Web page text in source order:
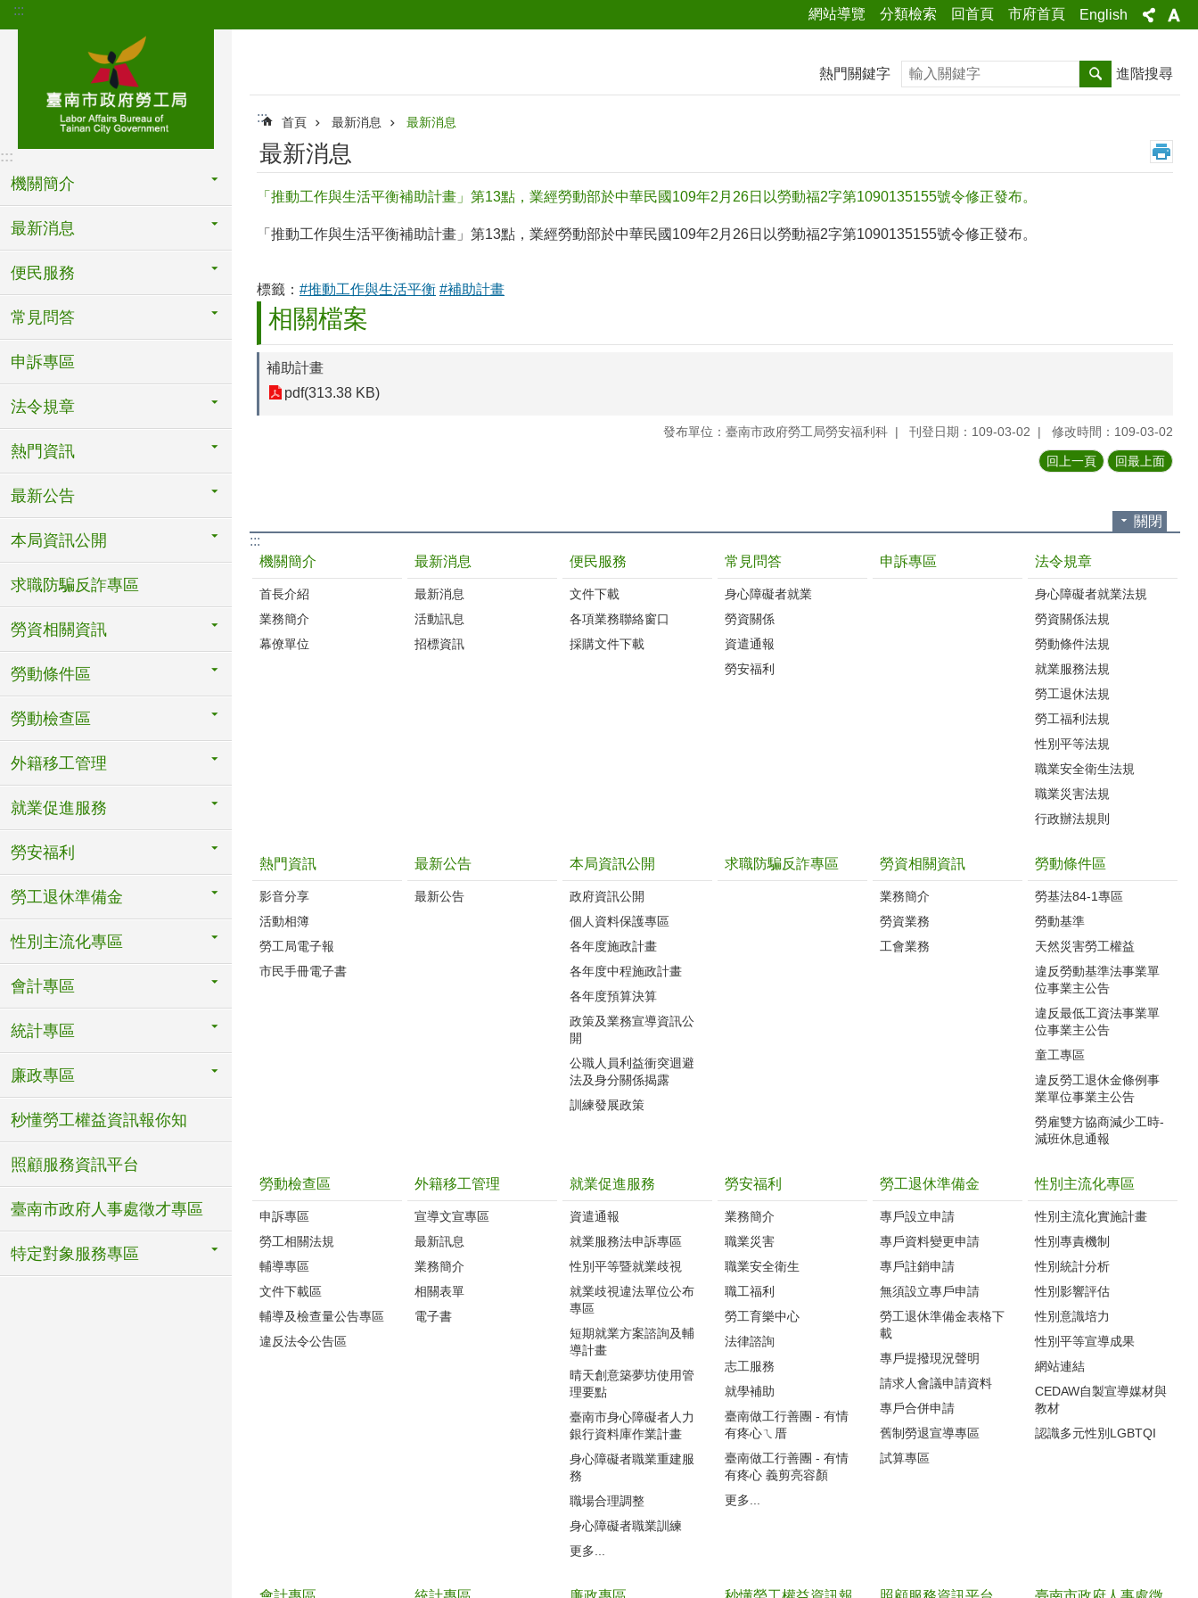
跳到主要內容區塊
::: 網站導覽 分類檢索 回首頁 市府首頁 English
:::
機關簡介
最新消息
便民服務
常見問答
申訴專區
法令規章
熱門資訊
最新公告
本局資訊公開
求職防騙反詐專區
勞資相關資訊
勞動條件區
勞動檢查區
外籍移工管理
就業促進服務
勞安福利
勞工退休準備金
性別主流化專區
會計專區
統計專區
廉政專區
秒懂勞工權益資訊報你知
照顧服務資訊平台
臺南市政府人事處徵才專區
特定對象服務專區
熱門關鍵字 搜尋 進階搜尋
::: 首頁 最新消息 最新消息
最新消息
「推動工作與生活平衡補助計畫」第13點，業經勞動部於中華民國109年2月26日以勞動福2字第1090135155號令修正發布。
「推動工作與生活平衡補助計畫」第13點，業經勞動部於中華民國109年2月26日以勞動福2字第1090135155號令修正發布。
標籤： #推動工作與生活平衡 #補助計畫
相關檔案
補助計畫
pdf(313.38 KB)
發布單位：臺南市政府勞工局勞安福利科 刊登日期：109-03-02 修改時間：109-03-02
回上一頁 回最上面
關閉
:::
機關簡介
首長介紹
業務簡介
幕僚單位
最新消息
最新消息
活動訊息
招標資訊
便民服務
文件下載
各項業務聯絡窗口
採購文件下載
常見問答
身心障礙者就業
勞資關係
資遣通報
勞安福利
申訴專區 法令規章
身心障礙者就業法規
勞資關係法規
勞動條件法規
就業服務法規
勞工退休法規
勞工福利法規
性別平等法規
職業安全衛生法規
職業災害法規
行政辦法規則
熱門資訊
影音分享
活動相簿
勞工局電子報
市民手冊電子書
最新公告
最新公告
本局資訊公開
政府資訊公開
個人資料保護專區
各年度施政計畫
各年度中程施政計畫
各年度預算決算
政策及業務宣導資訊公
開
公職人員利益衝突迴避
法及身分關係揭露
訓練發展政策
求職防騙反詐專區 勞資相關資訊
業務簡介
勞資業務
工會業務
勞動條件區
勞基法84-1專區
勞動基準
天然災害勞工權益
違反勞動基準法事業單
位事業主公告
違反最低工資法事業單
位事業主公告
童工專區
違反勞工退休金條例事
業單位事業主公告
勞雇雙方協商減少工時-
減班休息通報
勞動檢查區
申訴專區
勞工相關法規
輔導專區
文件下載區
輔導及檢查量公告專區
違反法令公告區
外籍移工管理
宣導文宣專區
最新訊息
業務簡介
相關表單
電子書
就業促進服務
資遣通報
就業服務法申訴專區
性別平等暨就業歧視
就業歧視違法單位公布
專區
短期就業方案諮詢及輔
導計畫
晴天創意築夢坊使用管
理要點
臺南市身心障礙者人力
銀行資料庫作業計畫
身心障礙者職業重建服
務
職場合理調整
身心障礙者職業訓練
更多...
勞安福利
業務簡介
職業災害
職業安全衛生
職工福利
勞工育樂中心
法律諮詢
志工服務
就學補助
臺南做工行善團 - 有情
有疼心ㄟ厝
臺南做工行善團 - 有情
有疼心 義剪亮容顏
更多...
勞工退休準備金
專戶設立申請
專戶資料變更申請
專戶註銷申請
無須設立專戶申請
勞工退休準備金表格下
載
專戶提撥現況聲明
請求人會議申請資料
專戶合併申請
舊制勞退宣導專區
試算專區
性別主流化專區
性別主流化實施計畫
性別專責機制
性別統計分析
性別影響評估
性別意識培力
性別平等宣導成果
網站連結
CEDAW自製宣導媒材與
教材
認識多元性別LGBTQI